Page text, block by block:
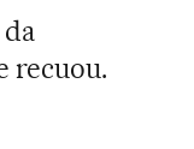
recuou.